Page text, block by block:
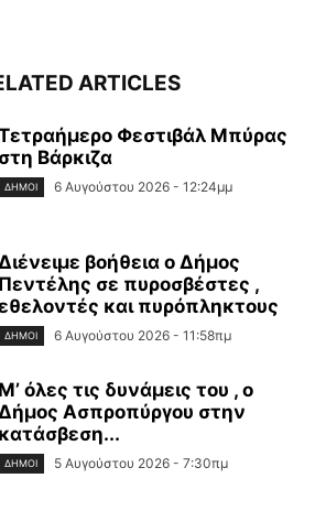
ARTICLES
Φεστιβάλ Μπύρας
στη Βάρκιζα
ΔΉΜΟΙ 6 Αυγούστου 2026 - 12:24μμ
βοήθεια ο Δήμος
Πεντέλης σε πυροσβέστες ,
και πυρόπληκτους
ΔΉΜΟΙ 6 Αυγούστου 2026 - 11:58πμ
Μ’ όλες τις δυνάμεις του , ο
Ασπροπύργου στην
κατάσβεση...
ΔΉΜΟΙ 5 Αυγούστου 2026 - 7:30πμ